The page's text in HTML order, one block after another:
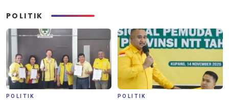
POLITIK
POLITIK POLITIK